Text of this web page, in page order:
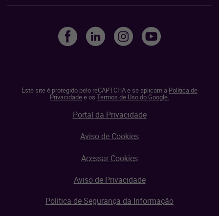
Este site é protegido pelo reCAPTCHA e se aplicam a Política de
Privacidadee os Termos de Uso do Google.
Portal da Privacidade
Aviso de Cookies
Acessar Cookies
Aviso de Privacidade
Política de Segurança da Informação